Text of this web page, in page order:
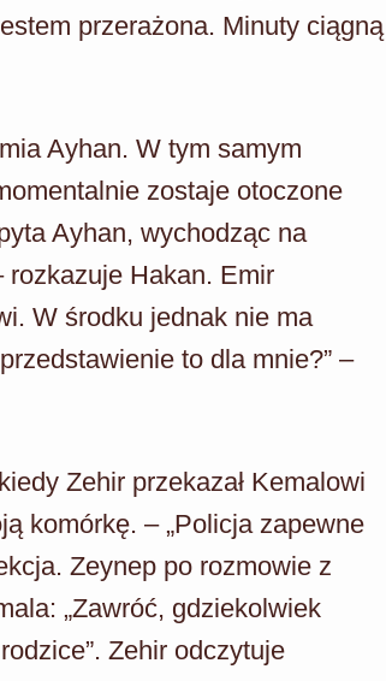
przerażona. Minuty ciągną
Ayhan. W tym samym
zostaje otoczone
Ayhan, wychodząc na
rozkazuje Hakan. Emir
W środku jednak nie ma
to dla mnie?” –
Zehir przekazał Kemalowi
komórkę. – „Policja zapewne
Zeynep po rozmowie z
„Zawróć, gdziekolwiek
Zehir odczytuje